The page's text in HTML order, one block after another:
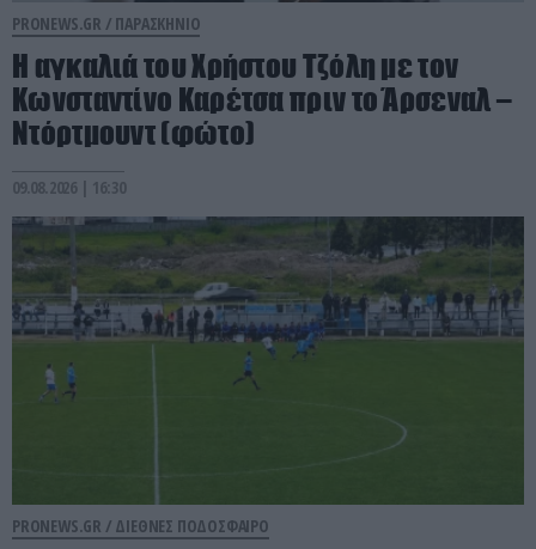
PRONEWS.GR / ΠΑΡΑΣΚΗΝΙΟ
Η αγκαλιά του Χρήστου Τζόλη με τον
Κωνσταντίνο Καρέτσα πριν το Άρσεναλ –
Ντόρτμουντ (φώτο)
09.08.2026 | 16:30
PRONEWS.GR / ΔΙΕΘΝΕΣ ΠΟΔΟΣΦΑΙΡΟ